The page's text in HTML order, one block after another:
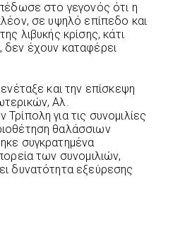
στο γεγονός ότι η
σε υψηλό επίπεδο και
λιβυκής κρίσης, κάτι
έχουν καταφέρει
και την επίσκεψη
Αλ.
για τις συνομιλίες
θαλάσσιων
συγκρατημένα
των συνομιλιών,
δυνατότητα εξεύρεσης